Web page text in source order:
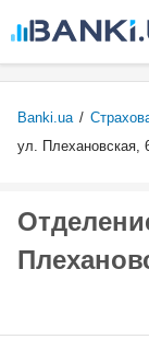
Banki.ua /
ул. Плехановская,